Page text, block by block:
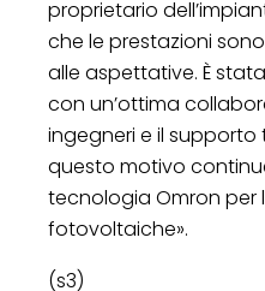
proprietario
che le prestazioni
alle aspettative. È
con un’ottima
ingegneri e il
questo motivo
tecnologia Omron per
fotovoltaiche».
(s3)